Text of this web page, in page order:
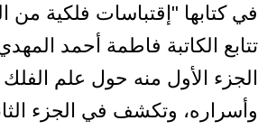
في كتابها "إقتباسات فلكية من
تتابع الكاتبة فاطمة أحمد
الجزء الأول منه حول علم
وأسراره، وتكشف في الجزء